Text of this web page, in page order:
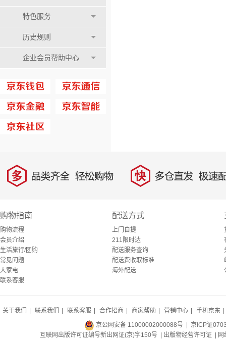
特色服务
历史规则
企业会员帮助中心
多 品类齐全，轻松购物 快 多仓直发，极速配
购物指南
购物流程
会员介绍
生活旅行/团购
常见问题
大家电
联系客服
配送方式
上门自提
211限时达
配送服务查询
配送费收取标准
海外配送
关于我们 联系我们 联系客服 合作招商 商家帮助 营销中心 手机京东
京公网安备 11000002000088号 | 京ICP证
互联网出版许可证编号新出网证(京)字150号 | 出版物经营许可证